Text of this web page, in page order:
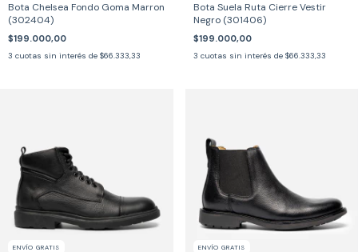
Bota Chelsea Fondo Goma Marron
(302404)
$199.000,00
3 cuotas sin interés de $66.333,33
Bota Suela Ruta Cierre Vestir
Negro (301406)
$199.000,00
3 cuotas sin interés de $66.333,33
ENVÍO GRATIS ENVÍO GRATIS